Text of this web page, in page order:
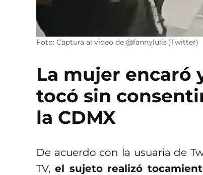
Foto: Captura al video de @fannylulis )Twitter)
La mujer encaró
tocó sin
la CDMX
De acuerdo con la usuaria de
TV, el sujeto realizó